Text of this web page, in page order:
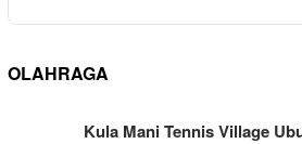
OLAHRAGA
Kula Mani Tennis Village